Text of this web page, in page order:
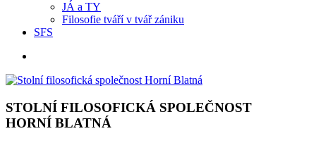
JÁ a TY
Filosofie tváří v tvář zániku
SFS
STOLNÍ FILOSOFICKÁ SPOLEČNOST
HORNÍ BLATNÁ